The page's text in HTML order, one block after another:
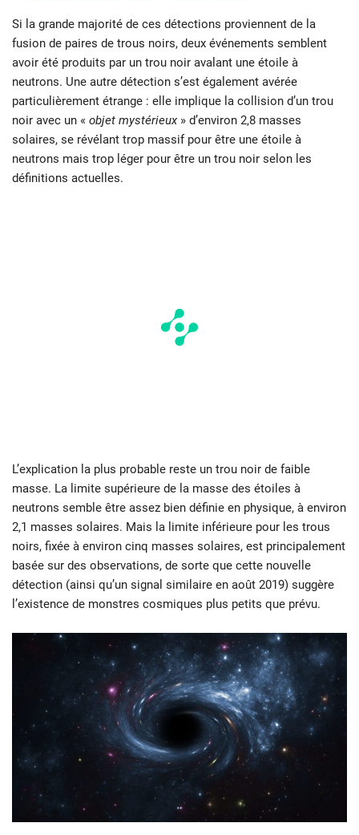
Si la grande majorité de ces détections proviennent de la
fusion de paires de trous noirs, deux événements semblent
avoir été produits par un trou noir avalant une étoile à
neutrons. Une autre détection s’est également avérée
particulièrement étrange : elle implique la collision d’un trou
noir avec un « objet mystérieux » d’environ 2,8 masses
solaires, se révélant trop massif pour être une étoile à
neutrons mais trop léger pour être un trou noir selon les
définitions actuelles.
L’explication la plus probable reste un trou noir de faible
masse. La limite supérieure de la masse des étoiles à
neutrons semble être assez bien définie en physique, à environ
2,1 masses solaires. Mais la limite inférieure pour les trous
noirs, fixée à environ cinq masses solaires, est principalement
basée sur des observations, de sorte que cette nouvelle
détection (ainsi qu’un signal similaire en août 2019) suggère
l’existence de monstres cosmiques plus petits que prévu.